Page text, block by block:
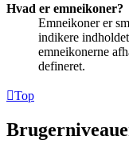
Hvad er emneikoner?
Emneikoner er
indikere
emneikonerne
defineret.
Top